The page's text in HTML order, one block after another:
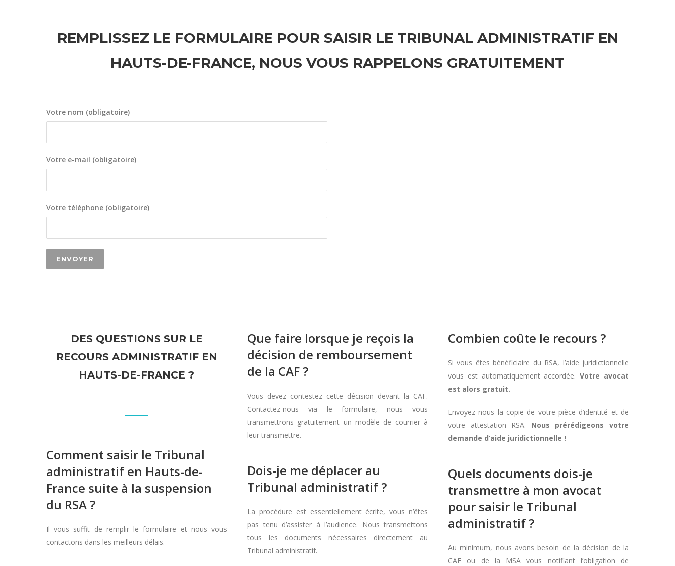
REMPLISSEZ LE FORMULAIRE POUR SAISIR LE TRIBUNAL ADMINISTRATIF EN
HAUTS-DE-FRANCE, NOUS VOUS RAPPELONS GRATUITEMENT
Votre nom (obligatoire)
Votre e-mail (obligatoire)
Votre téléphone (obligatoire)
DES QUESTIONS SUR LE
RECOURS ADMINISTRATIF EN
HAUTS-DE-FRANCE ?
Comment saisir le Tribunal
administratif en Hauts-de-
France suite à la suspension
du RSA ?
Il vous suffit de remplir le formulaire et nous vous
contactons dans les meilleurs délais.
Que faire lorsque je reçois la
décision de remboursement
de la CAF ?
Vous devez contestez cette décision devant la CAF.
Contactez-nous via le formulaire, nous vous
transmettrons gratuitement un modèle de courrier à
leur transmettre.
Dois-je me déplacer au
Tribunal administratif ?
La procédure est essentiellement écrite, vous n’êtes
pas tenu d’assister à l’audience. Nous transmettons
tous les documents nécessaires directement au
Tribunal administratif.
Combien coûte le recours ?
Si vous êtes bénéficiaire du RSA, l’aide juridictionnelle
vous est automatiquement accordée.Votre avocat
est alors gratuit.
Envoyez nous la copie de votre pièce d’identité et de
votre attestation RSA. Nous prérédigeons votre
demande d’aide juridictionnelle !
Quels documents dois-je
transmettre à mon avocat
pour saisir le Tribunal
administratif ?
Au minimum, nous avons besoin de la décision de la
CAF ou de la MSA vous notifiant l’obligation de